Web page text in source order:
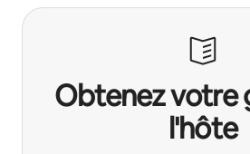
Obtenez votre
l'hôte